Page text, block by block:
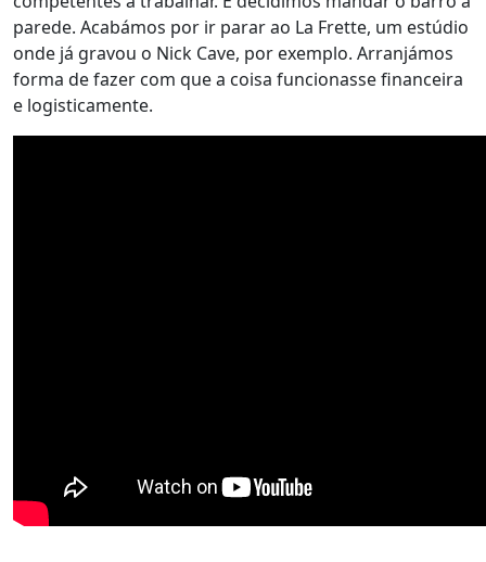
parede. Acabámos por ir parar ao La Frette, um estúdio
onde já gravou o Nick Cave, por exemplo. Arranjámos
forma de fazer com que a coisa funcionasse financeira
e logisticamente.